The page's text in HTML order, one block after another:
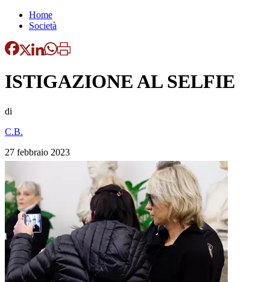
Home
Società
ISTIGAZIONE AL SELFIE
di
C.B.
27 febbraio 2023